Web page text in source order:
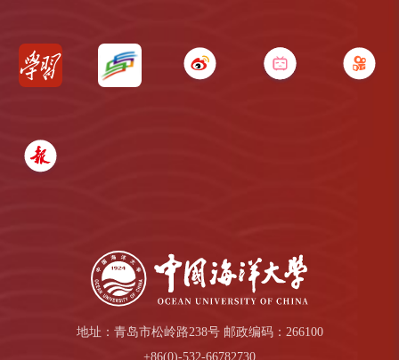
地址：青岛市松岭路238号 邮政编码：266100
+86(0)-532-66782730